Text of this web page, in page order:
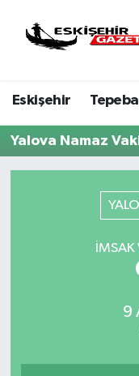
Eskişehir
Yalova Namaz
İMSAK
9
Hava Durumu
Eskişehir
Tüm
Son Dakika